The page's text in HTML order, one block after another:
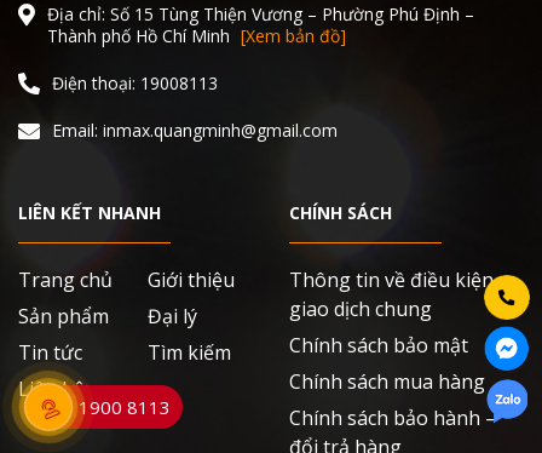
Địa chỉ: Số 15 Tùng Thiện Vương – Phường Phú Định –
Thành phố Hồ Chí Minh [Xem bản đồ]
Điện thoại: 19008113
Email: inmax.quangminh@gmail.com
LIÊN KẾT NHANH
Trang chủ
Giới thiệu
Sản phẩm
Đại lý
Tin tức
Tìm kiếm
Liên hệ
CHÍNH SÁCH
Thông tin về điều kiện
giao dịch chung
Chính sách bảo mật
Chính sách mua hàng
Chính sách bảo hành –
đổi trả hàng
1900 8113